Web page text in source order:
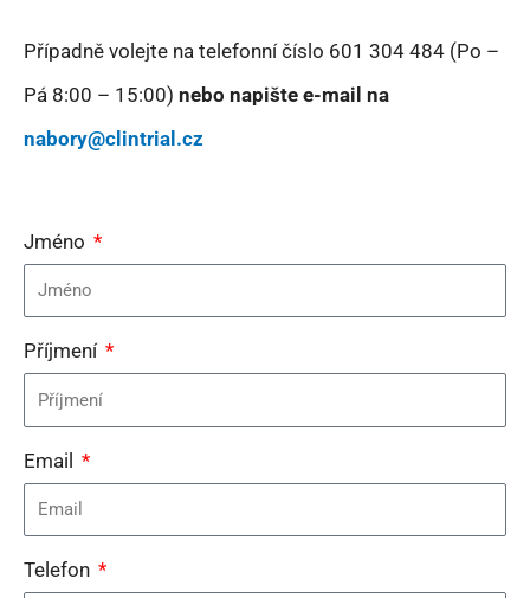
Případně volejte na telefonní číslo 601 304 484 (Po –
Pá 8:00 – 15:00) nebo napište e-mail na
nabory@clintrial.cz
Jméno
Příjmení
Email
Telefon